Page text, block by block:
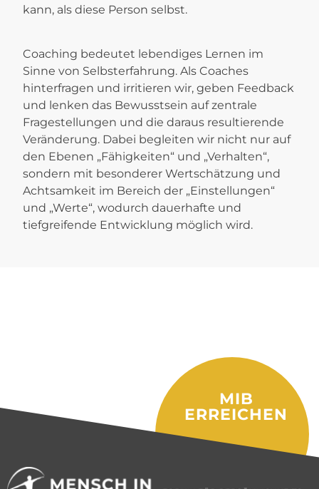
kann, als diese Person selbst.
Coaching bedeutet lebendiges Lernen im
Sinne von Selbsterfahrung. Als Coaches
hinterfragen und irritieren wir, geben Feedback
und lenken das Bewusstsein auf zentrale
Fragestellungen und die daraus resultierende
Veränderung. Dabei begleiten wir nicht nur auf
den Ebenen „Fähigkeiten“ und „Verhalten“,
sondern mit besonderer Wertschätzung und
Achtsamkeit im Bereich der „Einstellungen“
und „Werte“, wodurch dauerhafte und
tiefgreifende Entwicklung möglich wird.
MIB
ERREICHEN